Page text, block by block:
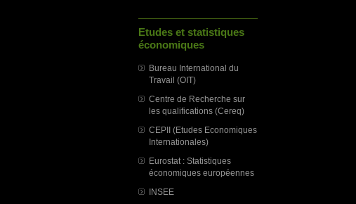
Etudes et statistiques
économiques
Bureau International du
Travail (OIT)
Centre de Recherche sur
les qualifications (Cereq)
CEPII (Etudes Economiques
Internationales)
Eurostat : Statistiques
économiques européennes
INSEE